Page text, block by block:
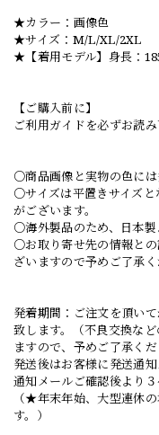
★カラー：画像色
★サイズ：M/L/XL/2XL
★【着用モデル】身長：
【ご購入前に】
ご利用ガイドを必ずお読み
○商品画像と実物の色には
○サイズは平置きサイズ
がございます。
○海外製品のため、日本製
○お取り寄せ先の情報と
ざいますので予めご了承く
発着期間：ご注文を頂い
致します。（不良交換な
ますので、予めご了承くだ
発送後はお客様に発送通
通知メールご確認後より３
（★年末年始、大型連休
す。）